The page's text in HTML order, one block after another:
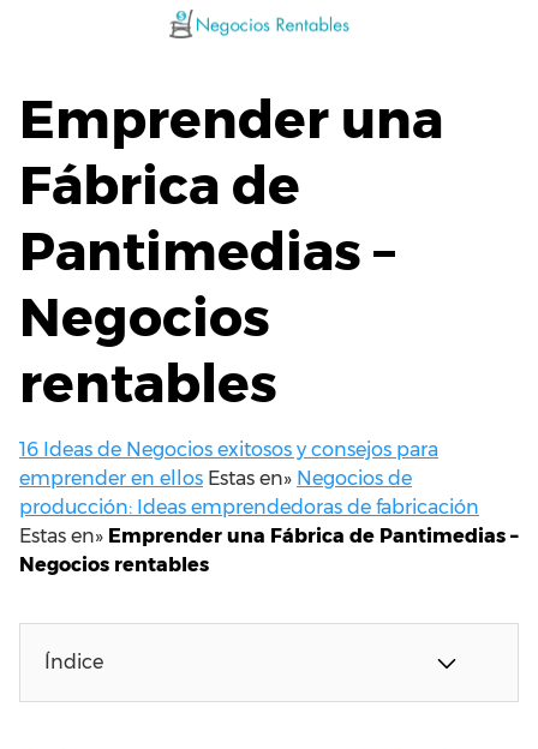
Emprender una
Fábrica de
Pantimedias –
Negocios
rentables
16 Ideas de Negocios exitosos y consejos para
emprender en ellos Estas en» Negocios de
producción: Ideas emprendedoras de fabricación
Estas en» Emprender una Fábrica de Pantimedias –
Negocios rentables
Índice